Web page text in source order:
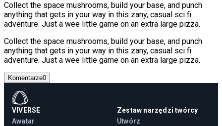
Collect the space mushrooms, build your base, and punch
anything that gets in your way in this zany, casual sci fi
adventure. Just a wee little game on an extra large pizza.
Collect the space mushrooms, build your base, and punch
anything that gets in your way in this zany, casual sci fi
adventure. Just a wee little game on an extra large pizza.
Komentarze0
VIVERSE
Awatar
Zestaw narzędzi twórcy
Utwórz